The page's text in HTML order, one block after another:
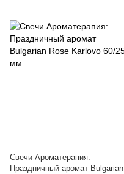
Свечи Ароматерапия:
Праздничный аромат Bulgarian